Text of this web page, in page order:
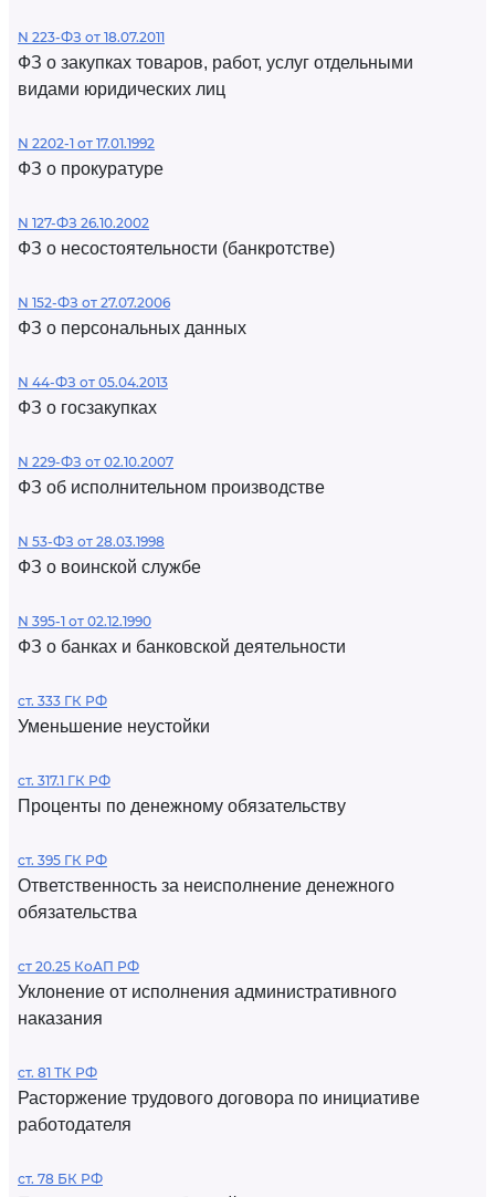
N 223-ФЗ от 18.07.2011
ФЗ о закупках товаров, работ, услуг отдельными
видами юридических лиц
N 2202-1 от 17.01.1992
ФЗ о прокуратуре
N 127-ФЗ 26.10.2002
ФЗ о несостоятельности (банкротстве)
N 152-ФЗ от 27.07.2006
ФЗ о персональных данных
N 44-ФЗ от 05.04.2013
ФЗ о госзакупках
N 229-ФЗ от 02.10.2007
ФЗ об исполнительном производстве
N 53-ФЗ от 28.03.1998
ФЗ о воинской службе
N 395-1 от 02.12.1990
ФЗ о банках и банковской деятельности
ст. 333 ГК РФ
Уменьшение неустойки
ст. 317.1 ГК РФ
Проценты по денежному обязательству
ст. 395 ГК РФ
Ответственность за неисполнение денежного
обязательства
ст 20.25 КоАП РФ
Уклонение от исполнения административного
наказания
ст. 81 ТК РФ
Расторжение трудового договора по инициативе
работодателя
ст. 78 БК РФ